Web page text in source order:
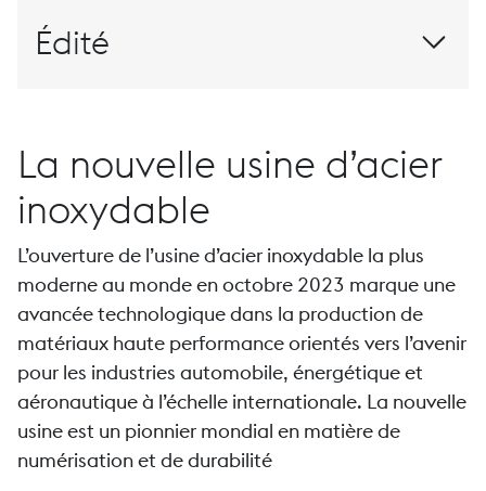
Forgé
Édité
La nouvelle usine d’acier
inoxydable
L’ouverture de l’usine d’acier inoxydable la plus
moderne au monde en octobre 2023 marque une
avancée technologique dans la production de
matériaux haute performance orientés vers l’avenir
pour les industries automobile, énergétique et
aéronautique à l’échelle internationale. La nouvelle
usine est un pionnier mondial en matière de
numérisation et de durabilité